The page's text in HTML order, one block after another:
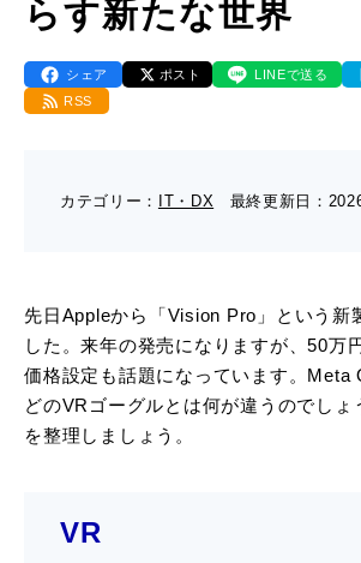
- 高精細印刷
- アクセス
- CSR活動
- ぎぞらーず
- デザイン
- 高精細印刷
- 工場見学のお問い合わせ
- 採用お問い合わせ
- 資料ダウンロードTOP
ブログ（印刷マニアック）
サイトマップ
らす新たな世界
シェア ポスト LINEで送る
RSS
カテゴリー： IT・DX 最終更新日：
先日Appleから「Vision Pro」という新
した。来年の発売になりますが、50万
価格設定も話題になっています。Meta
どのVRゴーグルとは何が違うのでしょ
を整理しましょう。
VR